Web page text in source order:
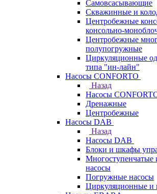
Самовсасывающие
Скважинные и
Центробежные
консольно-
Центробежные
полупогружные
Циркуляционные
типа "ин-лайн"
Насосы CONFORTO
Назад
Насосы
Дренажные
Центробежные
Насосы DAB
Назад
Насосы DAB
Блоки и шкафы
Многоступенчатые
насосы
Погружные насосы
Циркуляционные и